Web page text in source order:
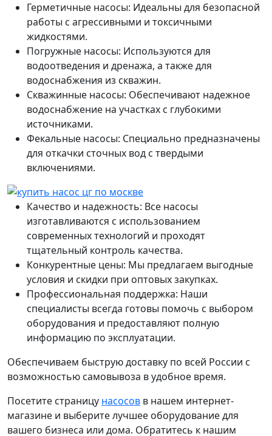
Герметичные насосы: Идеальны для безопасной
работы с агрессивными и токсичными
жидкостями.
Погружные насосы: Используются для
водоотведения и дренажа, а также для
водоснабжения из скважин.
Скважинные насосы: Обеспечивают надежное
водоснабжение на участках с глубокими
источниками.
Фекальные насосы: Специально предназначены
для откачки сточных вод с твердыми
включениями.
Качество и надежность: Все насосы
изготавливаются с использованием
современных технологий и проходят
тщательный контроль качества.
Конкурентные цены: Мы предлагаем выгодные
условия и скидки при оптовых закупках.
Профессиональная поддержка: Наши
специалисты всегда готовы помочь с выбором
оборудования и предоставляют полную
информацию по эксплуатации.
Обеспечиваем быструю доставку по всей России с
возможностью самовывоза в удобное время.
Посетите страницу насосов в нашем интернет-
магазине и выберите лучшее оборудование для
вашего бизнеса или дома. Обратитесь к нашим